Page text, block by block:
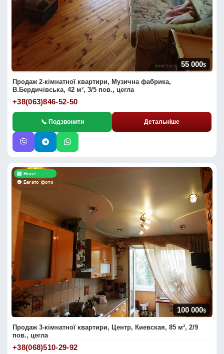
55 000$
Продаж 2-кімнатної квартири, Музична фабрика,
В.Бердичівська, 42 м², 3/5 пов., цегла
+38(063)846-52-50
📞 Подзвонити Детальніше
🆕 Нове
📷 Багато фото
100 000$
Продаж 3-кімнатної квартири, Центр, Киевская, 85 м², 2/9
пов., цегла
+38(068)510-29-92